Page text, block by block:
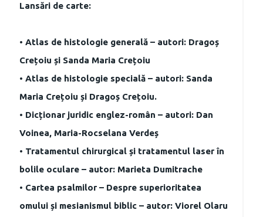
Lansări de carte:
• Atlas de histologie generală – autori: Dragoș
Crețoiu și Sanda Maria Crețoiu
• Atlas de histologie specială – autori: Sanda
Maria Crețoiu și Dragoș Crețoiu.
• Dicționar juridic englez-român – autori: Dan
Voinea, Maria-Rocselana Verdeș
• Tratamentul chirurgical și tratamentul laser în
bolile oculare – autor: Marieta Dumitrache
• Cartea psalmilor – Despre superioritatea
omului și mesianismul biblic – autor: Viorel Olaru